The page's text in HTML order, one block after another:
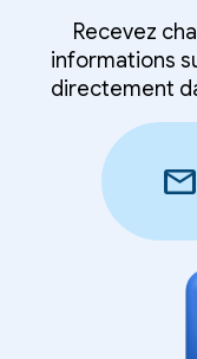
Recevez
informations
directement
mail